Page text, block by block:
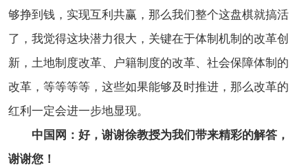
够挣到钱，实现互利共赢，那么我们整个这盘棋就搞活
了，我觉得这块潜力很大，关键在于体制机制的改革创
新，土地制度改革、户籍制度的改革、社会保障体制的
改革，等等等等，这些如果能够及时推进，那么改革的
红利一定会进一步地显现。
中国网：好，谢谢徐教授为我们带来精彩的解答，
谢谢您！